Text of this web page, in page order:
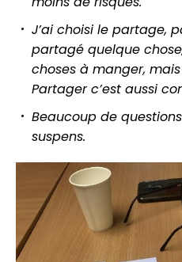
J’ai choisi le partage,
partagé quelque
choses à manger,
Partager c’est aussi
Beaucoup de
suspens.